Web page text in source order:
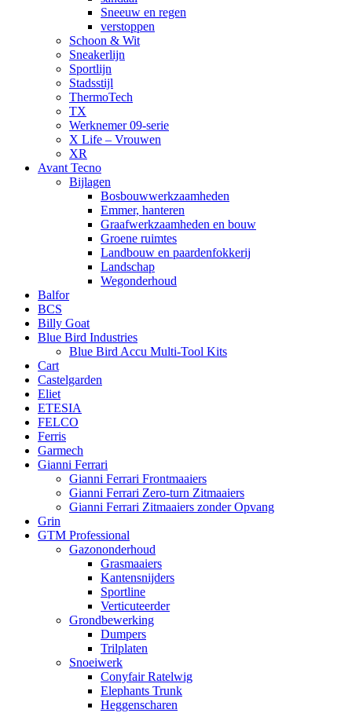
Sneeuw en regen
verstoppen
Schoon & Wit
Sneakerlijn
Sportlijn
Stadsstijl
ThermoTech
TX
Werknemer 09-serie
X Life – Vrouwen
XR
Avant Tecno
Bijlagen
Bosbouwwerkzaamheden
Emmer, hanteren
Graafwerkzaamheden en bouw
Groene ruimtes
Landbouw en paardenfokkerij
Landschap
Wegonderhoud
Balfor
BCS
Billy Goat
Blue Bird Industries
Blue Bird Accu Multi-Tool Kits
Cart
Castelgarden
Eliet
ETESIA
FELCO
Ferris
Garmech
Gianni Ferrari
Gianni Ferrari Frontmaaiers
Gianni Ferrari Zero-turn Zitmaaiers
Gianni Ferrari Zitmaaiers zonder Opvang
Grin
GTM Professional
Gazononderhoud
Grasmaaiers
Kantensnijders
Sportline
Verticuteerder
Grondbewerking
Dumpers
Trilplaten
Snoeiwerk
Conyfair Ratelwig
Elephants Trunk
Heggenscharen